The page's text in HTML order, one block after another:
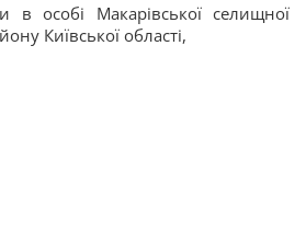
в особі Макарівської селищної
Київської області,